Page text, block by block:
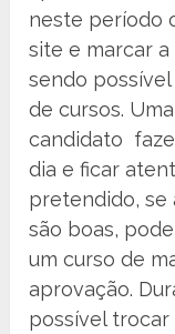
neste período
site e marcar
sendo
de cursos.
candidato
dia e ficar
pretendido, se
são boas,
um curso de
aprovação.
possível